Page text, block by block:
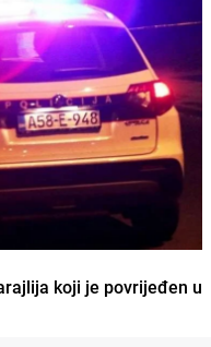
koji je povrijeđen u